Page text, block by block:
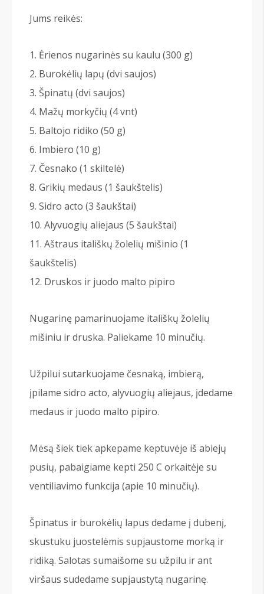
Jums reikės:
Ėrienos nugarinės su kaulu (300 g)
Burokėlių lapų (dvi saujos)
Špinatų (dvi saujos)
Mažų morkyčių (4 vnt)
Baltojo ridiko (50 g)
Imbiero (10 g)
Česnako (1 skiltelė)
Grikių medaus (1 šaukštelis)
Sidro acto (3 šaukštai)
Alyvuogių aliejaus (5 šaukštai)
Aštraus itališkų žolelių mišinio (1
šaukštelis)
Druskos ir juodo malto pipiro
Nugarinę pamarinuojame itališkų žolelių
mišiniu ir druska. Paliekame 10 minučių.
Užpilui sutarkuojame česnaką, imbierą,
įpilame sidro acto, alyvuogių aliejaus, įdedame
medaus ir juodo malto pipiro.
Mėsą šiek tiek apkepame keptuvėje iš abiejų
pusių, pabaigiame kepti 250 С orkaitėje su
ventiliavimo funkcija (apie 10 minučių).
Špinatus ir burokėlių lapus dedame į dubenį,
skustuku juostelėmis supjaustome morką ir
ridiką. Salotas sumaišome su užpilu ir ant
viršaus sudedame supjaustytą nugarinę.